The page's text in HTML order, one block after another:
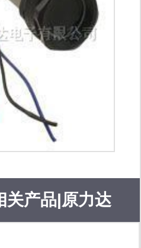
关产品|原力达
采购 一站式